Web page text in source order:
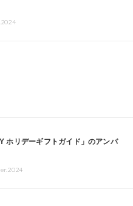
ホリデーギフトガイド」のアンバ